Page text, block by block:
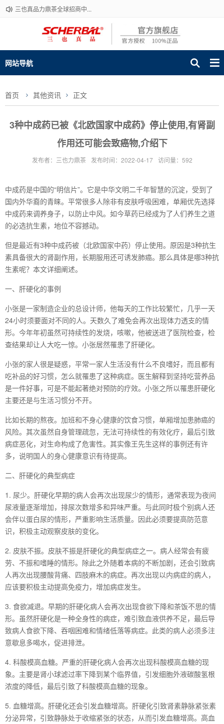
三也真品力鼎茶全球招商中...
网站导航
首页 其他资讯 正文
3种中成药已被《北欧国家中成药》停止使用,有肾副
作用还可能会致癌物,介绍下
发布者：三也力鼎茶 发布时间：2022-04-17 访问量：592
中成药是中国的“明信片”。它是中华文明二千年智慧的沉淀，受到了
国内外华裔的青睐。平常很多人除非有皮肤呼吸困难，单厢优先选择
中成药来调养身子，以防止中风。如今草药已经成为了人们养生之道
的必选抗生素，地位不容撼动。
但是最近有3种中成药被（北欧国家中药）停止使用。原因是3种抗生
素具备很大的肾副作用，长期服用还可诱发肺癌。那么具体是哪3种抗
生素呢？本文详细阐述。
一、肝硬化的事例
小张是一家制造企业的总设计师，他每天的工作比较繁忙，几乎一天
24小时须要面对不同的人。天数久了难免会再次出现体力透支的情
形。今年年初虽然可持续性的发烧，咳嗽，他被送进了医院检查，检
查结果却让人大吃一惊。小张居然罹患了肝硬化。
小张的家人很是疑惑，平常一家人生活没有什么不良嗜好，而且都有
吃补品的好习惯，怎么就罹患了这种病症。医生解释到坚持吃营养品
是一件好事，可是不能起著绝对预防的疗效。小张之所以罹患肝硬化
主要还是与生活习惯分不开。
比如长期的熬夜。加班和不身心健康的饮食习惯，单厢增加患肺癌的
风险。其次虽然自身管理疏忽，无法可持续性的有效化疗，最后引致
病症恶化，对生命构成了危害性。其实像王先生这样的事例还有许
多，说明国人的身心健康意识有待提高。
二、肝硬化的典型病症
1. 尿少。肝硬化早期的病人会再次出现尿少的情形，通常表现为夜间
尿液量逐渐增加，排尿次数增多和异味严重。与此同时极个别病人还
会伴以蛋白尿的情形，严重影响生活质量。因此必须要提高防范意
识，积极主动观察皮肤的变化。
2. 皮肤不振。皮肤不振是肝硬化的典型病症之一。病人经常会有疲
劳、不振和嗜睡的情形。除此之外随着本病的不断加剧，还会引致病
人再次出现腰酸背痛、四肢麻木的病症。再次出现以内病症的病人，
应该要积极主动提高免疫力，增加病症发生。
3. 食欲减退。早期的肝硬化病人会再次出现食欲下降和茶饭不思的情
形。虽然肝硬化是一种全身性的病症，难引致血液供养不足，最后导
致病人食欲下降、吞咽困难和情绪低落等病症。此类的病人必须多注
意歇息多喝水，促进排泄。
4. 科酸模高血糖。严重的肝硬化病人会再次出现科酸模高血糖的现
象。主要是肾小球滤过率下降到某个临界值，引发细胞外液碳酸氢根
浓度的降低，最后引致了科酸模高血糖的现象。
5. 血糖增高。肝硬化还会引发血糖增高。肝硬化引致肾素静脉紧张素
分泌异常，引致静脉处于收缩紧张的状态，从而引发血糖增高。高血